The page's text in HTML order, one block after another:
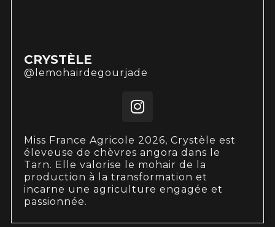
CRYSTÈLE
@lemohairdegourjade
Miss France Agricole 2026, Crystèle est
éleveuse de chèvres angora dans le
Tarn. Elle valorise le mohair de la
production à la transformation et
incarne une agriculture engagée et
passionnée.